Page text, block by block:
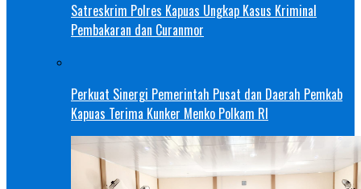
Satreskrim Polres Kapuas Ungkap Kasus Kriminal
Pembakaran dan Curanmor
Perkuat Sinergi Pemerintah Pusat dan Daerah Pemkab
Kapuas Terima Kunker Menko Polkam RI